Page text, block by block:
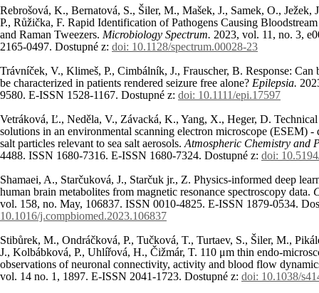
Rebrošová, K., Bernatová, S., Šiler, M., Mašek, J., Samek, O.,
P., Růžička, F. Rapid Identification of Pathogens Causing
and Raman Tweezers. Microbiology Spectrum. 2023, vol. 11, no. 3,
2165-0497. Dostupné z: doi: 10.1128/spectrum.00028-23
Trávníček, V., Klimeš, P., Cimbálník, J., Frauscher, B. Response: Can
be characterized in patients rendered seizure free alone? Epilepsia.
9580. E-ISSN 1528-1167. Dostupné z: doi: 10.1111/epi.17597
Vetráková, Ľ., Neděla, V., Závacká, K., Yang, X., Heger, D.
solutions in an environmental scanning electron microscope (ESEM) -
salt particles relevant to sea salt aerosols. Atmospheric Chemistry and
4488. ISSN 1680-7316. E-ISSN 1680-7324. Dostupné z: doi:
Shamaei, A., Starčuková, J., Starčuk jr., Z. Physics-informed deep
human brain metabolites from magnetic resonance spectroscopy data.
vol. 158, no. May, 106837. ISSN 0010-4825. E-ISSN 1879-0534.
10.1016/j.compbiomed.2023.106837
Stibůrek, M., Ondráčková, P., Tučková, T., Turtaev, S., Šiler, M.,
J., Kolbábková, P., Uhlířová, H., Čižmár, T. 110 μm thin endo-
observations of neuronal connectivity, activity and blood flow
vol. 14 no. 1, 1897. E-ISSN 2041-1723. Dostupné z: doi: 10.1038/